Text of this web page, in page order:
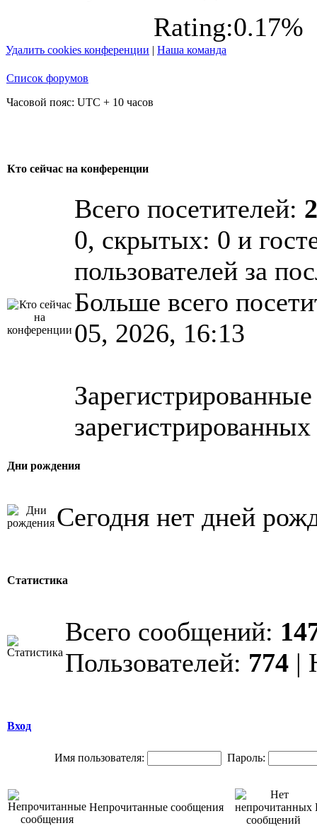
Rating:0.17%
Удалить cookies конференции | Наша команда
Список форумов
Часовой пояс: UTC + 10 часов
Кто сейчас на конференции
Всего посетителей:
0, скрытых: 0 и
пользователей за
Больше всего
05, 2026, 16:13
зарегистрированных
Дни рождения
Сегодня нет дней
Статистика
Всего сообщений:
Пользователей: 774 |
Вход
Имя пользователя: Пароль:
Непрочитанные сообщения